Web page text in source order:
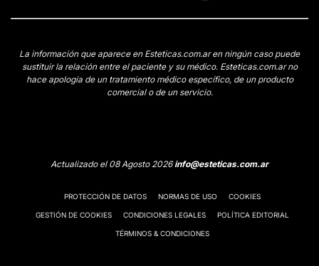
La información que aparece en Esteticas.com.ar en ningún caso puede
sustituir la relación entre el paciente y su médico. Esteticas.com.ar no
hace apología de un tratamiento médico específico, de un producto
comercial o de un servicio.
Actualizado el 08 Agosto 2026info@esteticas.com.ar
PROTECCIÓN DE DATOS NORMAS DE USO COOKIES
GESTIÓN DE COOKIES CONDICIONES LEGALES POLÍTICA EDITORIAL
TÉRMINOS & CONDICIONES